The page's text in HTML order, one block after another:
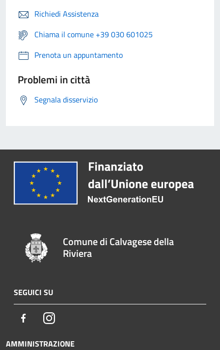
Richiedi Assistenza
Chiama il comune +39 030 601025
Prenota un appuntamento
Problemi in città
Segnala disservizio
Comune di Calvagese della
Riviera
SEGUICI SU
FacebookInstagram
AMMINISTRAZIONE